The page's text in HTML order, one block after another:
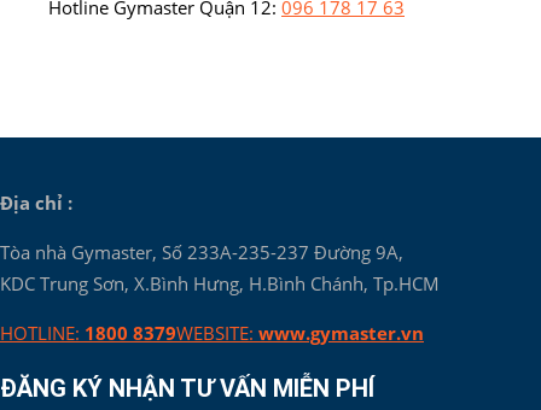
Hotline Gymaster Quận 12: 096 178 17 63
Địa chỉ :
Tòa nhà Gymaster, Số 233A-235-237 Đường 9A,
KDC Trung Sơn, X.Bình Hưng, H.Bình Chánh, Tp.HCM
HOTLINE: 1800 8379WEBSITE: www.gymaster.vn
ĐĂNG KÝ NHẬN TƯ VẤN MIỄN PHÍ